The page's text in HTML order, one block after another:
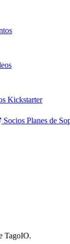
Kickstarter
Socios Planes de
TagoIO.